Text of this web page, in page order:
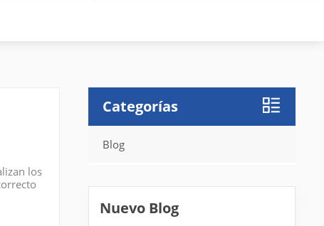
los
Categorías
Blog
Nuevo Blog